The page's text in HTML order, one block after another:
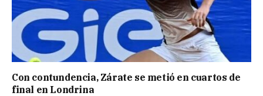
Con contundencia, Zárate se metió en cuartos de
final en Londrina